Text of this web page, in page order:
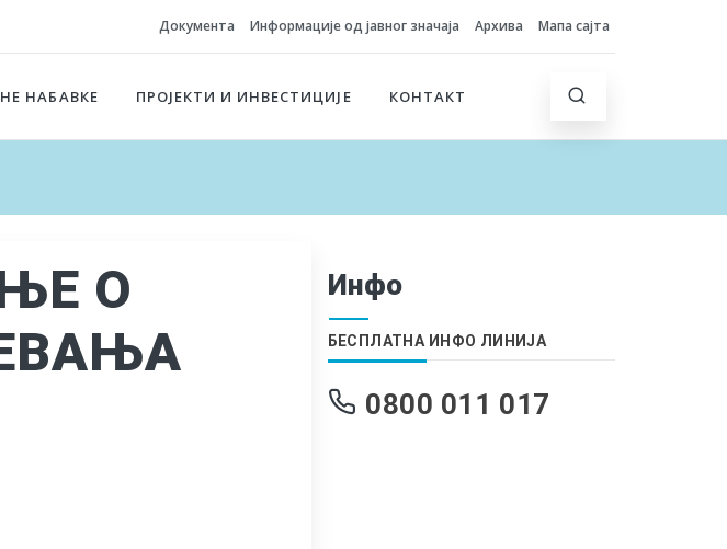
Документа Информације од јавног значаја Архива Мапа сајта
НАБАВКЕ ПРОЈЕКТИ И ИНВЕСТИЦИЈЕ КОНТАКТ
О
Инфо
БЕСПЛАТНА ИНФО ЛИНИЈА
0800 011 017